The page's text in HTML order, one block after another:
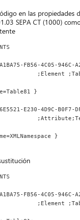
en las propiedades
SEPA CT (1000)
;Element
}
}
;Element